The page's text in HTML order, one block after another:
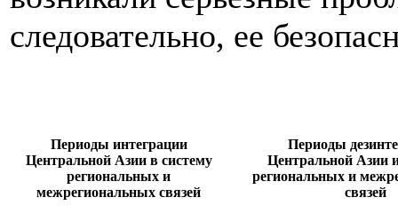
следовательно, ее
Периоды интеграции
Центральной Азии в систему
региональных и
межрегиональных связей
Периоды
Центральной Азии
региональных и
связей